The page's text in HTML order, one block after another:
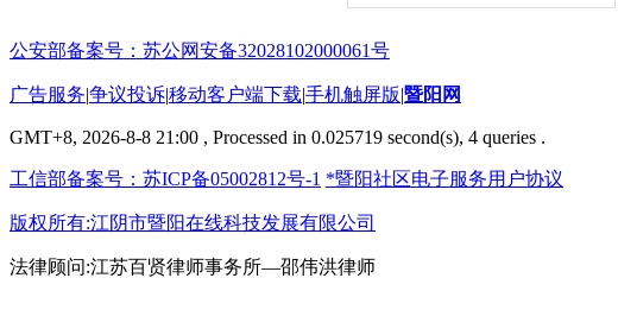
公安部备案号：苏公网安备32028102000061号
广告服务|争议投诉|移动客户端下载|手机触屏版|暨阳网
GMT+8, 2026-8-8 21:00 , Processed in 0.025719 second(s), 4 queries .
工信部备案号：苏ICP备05002812号-1 *暨阳社区电子服务用户协议
版权所有:江阴市暨阳在线科技发展有限公司
法律顾问:江苏百贤律师事务所—邵伟洪律师